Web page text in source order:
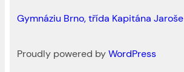
Gymnáziu Brno, třída Kapitána Jaroše
Proudly powered byWordPress